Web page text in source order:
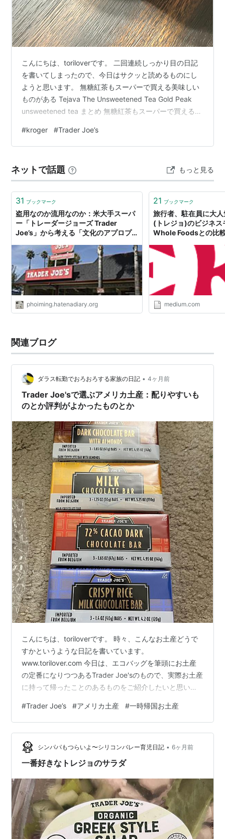
こんにちは、toriloverです。 二回連続しっかり目の日記
を書いてしまったので、今日はサクッと読めるものにし
ようと思います。 無糖紅茶もスーパーで買える美味しい
ものがある Tejava The Unsweetened Tea Gold Peak
unsweetened tea まとめ 無糖紅茶もスーパーで買える美
無糖アイスコーヒーをお伝えしましたが、無糖アイステ
ィーについても書いておこうと思います。 スーパーでボ
っていたり、いまいち薄いなー、甘いなー、なんか違う
なーと当初は思っていたのです…
#kroger #Trader Joe’s
ネットで話題 もっと見る
31 ブックマーク
盗用なのか流用なのか：米大手スーパ
ー「トレーダージョーズ Trader
Joe’s」から考える「文化のアプロプ
phoiming.hatenadiary.org
21 ブックマーク
旅行者、駐在員に大
(トレジョ)のビジネス
Whole Foodsとの比
medium.com
関連ブログ
ダラス転勤でおろおろする家族の日記 • 4ヶ月前
Trader Joe'sで選ぶアメリカ土産：配りやすいも
のとか評判がよかったものとか
こんにちは、toriloverです。 時々、こんなお土産どうで
すかというような日記を書いています。
www.torilover.com 今日は、エコバッグを筆頭にお土産
の定番になりつつあるTrader Joe'sのもので、実際お土産
に持って帰ったことのあるものをご紹介したいと思いま
almond thins チャイのティーバック ハンドサニタイザー
カード類 まとめ チョコレート これは、バラバラにして
ばらまく系のお土産として毎回買っています。大きすぎ
ず小さすぎず…。 相手によっては複数混ぜたり、ほかの
もののおまけにつけたり。いろいろ…
#Trader Joe’s #アメリカ土産 #一時帰国お土産
シンパパもつらいよ〜シリコンバレー育児日記 • 6ヶ月前
一番好きなトレジョのサラダ